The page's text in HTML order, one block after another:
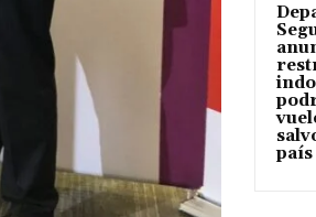
país